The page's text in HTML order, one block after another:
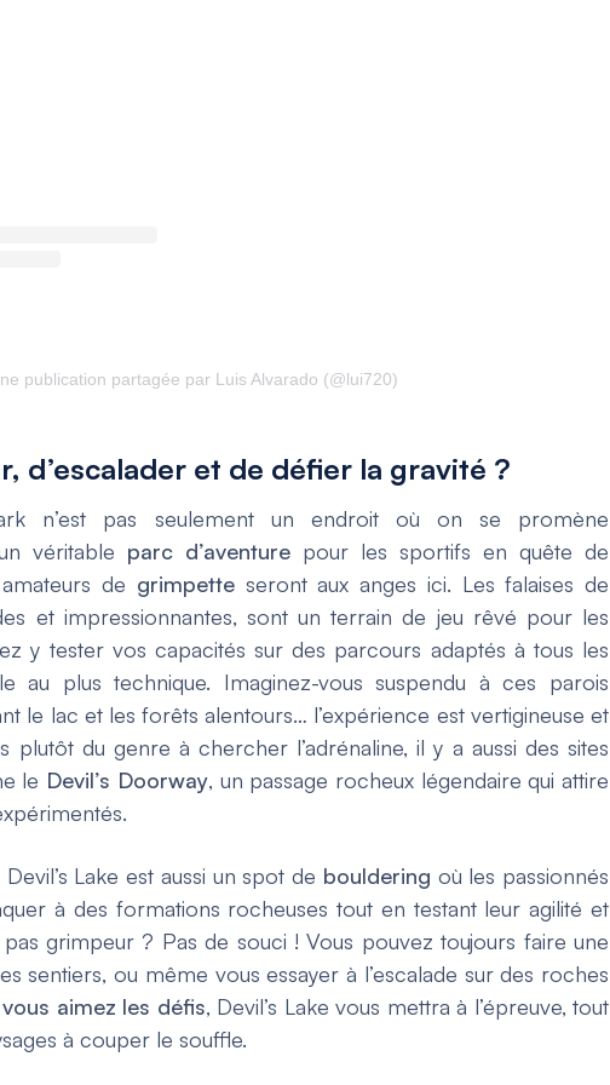
publication partagée par Luis Alvarado (@lui720)
d’escalader et de défier la gravité ?
n’est pas seulement un endroit où on se promène
véritable parc d’aventure pour les sportifs en quête de
de grimpetteseront aux anges ici. Les falaises de
et impressionnantes, sont un terrain de jeu rêvé pour les
y tester vos capacités sur des parcours adaptés à tous les
au plus technique. Imaginez-vous suspendu à ces parois
le lac et les forêts alentours… l’expérience est vertigineuse et
plutôt du genre à chercher l’adrénaline, il y a aussi des sites
le Devil’s Doorway, un passage rocheux légendaire qui attire
Lake est aussi un spot de bouldering où les passionnés
à des formations rocheuses tout en testant leur agilité et
grimpeur ? Pas de souci ! Vous pouvez toujours faire une
sentiers, ou même vous essayer à l’escalade sur des roches
aimez les défis, Devil’s Lake vous mettra à l’épreuve, tout
à couper le souffle.